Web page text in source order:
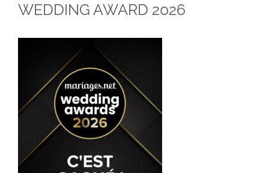
WEDDING AWARD 2026